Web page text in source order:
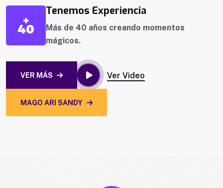
Tenemos Experiencia
Más de 40 años creando momentos
mágicos.
VER MÁS Ver Video
MAGO ARI SANDY